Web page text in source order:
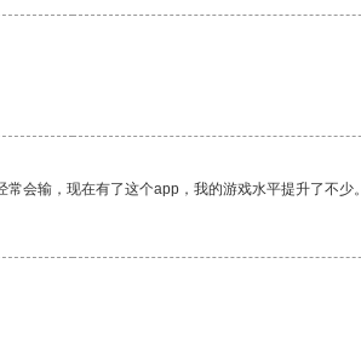
会输，现在有了这个app，我的游戏水平提升了不少。